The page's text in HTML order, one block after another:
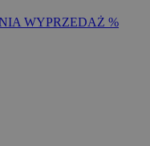
WYPRZEDAŻ %